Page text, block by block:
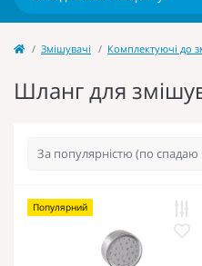
Змішувачі Комплектуючі до
Шланг для
Популярний